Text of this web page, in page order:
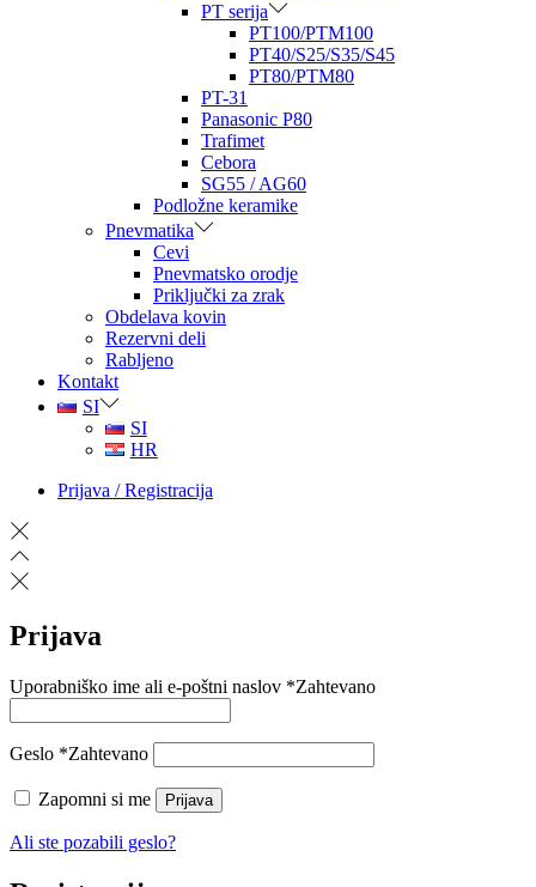
PT serija
PT100/PTM100
PT40/S25/S35/S45
PT80/PTM80
PT-31
Panasonic P80
Trafimet
Cebora
SG55 / AG60
Podložne keramike
Pnevmatika
Cevi
Pnevmatsko orodje
Priključki za zrak
Obdelava kovin
Rezervni deli
Rabljeno
Kontakt
SI
SI
HR
Prijava / Registracija
Prijava
Uporabniško ime ali e-poštni naslov *Zahtevano
Geslo *Zahtevano
Zapomni si me Prijava
Ali ste pozabili geslo?